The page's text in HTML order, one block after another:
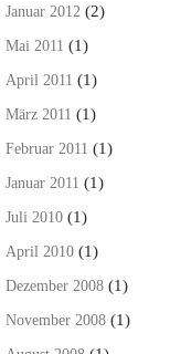
Januar 2012 (2)
Mai 2011 (1)
April 2011 (1)
März 2011 (1)
Februar 2011 (1)
Januar 2011 (1)
Juli 2010 (1)
April 2010 (1)
Dezember 2008 (1)
November 2008 (1)